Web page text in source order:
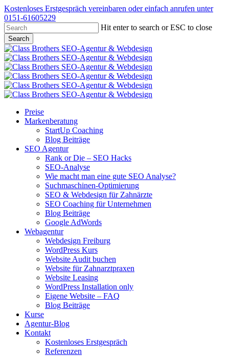
Skip
to
main
content
Kostenloses Erstgespräch vereinbaren oder einfach anrufen unter
0151-61605229
Hit enter to search or ESC to close
Search
Close
Search
Menu
Preise
Markenberatung
StartUp Coaching
Blog Beiträge
SEO Agentur
Rank or Die – SEO Hacks
SEO-Analyse
Wie macht man eine gute SEO Analyse?
Suchmaschinen-Optimierung
SEO & Webdesign für Zahnärzte
SEO Coaching für Unternehmen
Blog Beiträge
Google AdWords
Webagentur
Webdesign Freiburg
WordPress Kurs
Website Audit buchen
Website für Zahnarztpraxen
Website Leasing
WordPress Installation only
Eigene Website – FAQ
Blog Beiträge
Kurse
Agentur-Blog
Kontakt
Kostenloses Erstgespräch
Referenzen